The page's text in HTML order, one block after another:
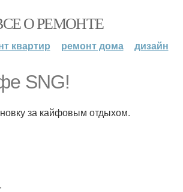
О РЕМОНТЕ
квартир ремонт дома дизайн
SNG!
за кайфовым отдыхом.